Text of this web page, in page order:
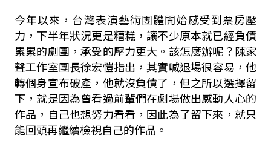
今年以來，台灣表演藝術團體開始感受到票房壓
力，下半年狀況更是糟糕，讓不少原本就已經負債
累累的劇團，承受的壓力更大。該怎麼辦呢？陳家
聲工作室團長徐宏愷指出，其實喊退場很容易，他
轉個身宣布破產，他就沒負債了，但之所以選擇留
下，就是因為曾看過前輩們在劇場做出感動人心的
作品，自己也想努力看看，因此為了留下來，就只
能回頭再繼續檢視自己的作品。